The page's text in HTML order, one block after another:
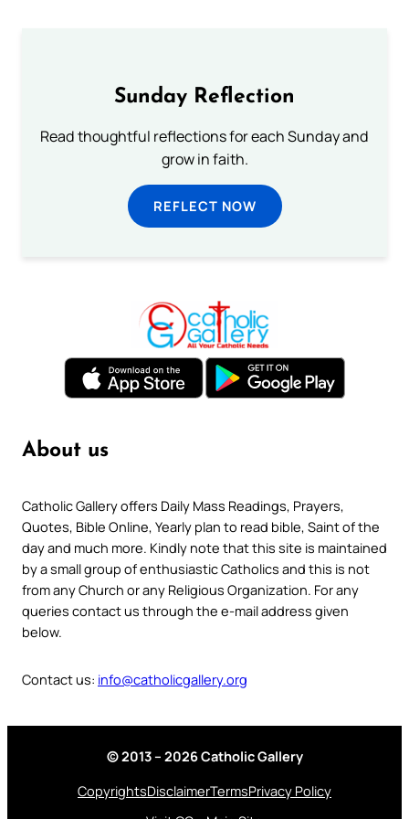
Sunday Reflection
Read thoughtful reflections for each Sunday and
grow in faith.
REFLECT NOW
About us
Catholic Gallery offers Daily Mass Readings, Prayers,
Quotes, Bible Online, Yearly plan to read bible, Saint of the
day and much more. Kindly note that this site is maintained
by a small group of enthusiastic Catholics and this is not
from any Church or any Religious Organization. For any
queries contact us through the e-mail address given
below.
Contact us: info@catholicgallery.org
© 2013 – 2026 Catholic Gallery
CopyrightsDisclaimerTermsPrivacy Policy